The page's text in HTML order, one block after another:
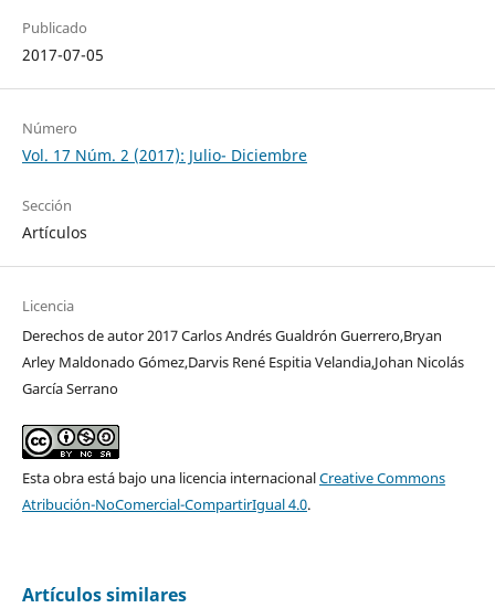
Publicado
2017-07-05
Número
Vol. 17 Núm. 2 (2017): Julio- Diciembre
Sección
Artículos
Licencia
Derechos de autor 2017 Carlos Andrés Gualdrón Guerrero,Bryan
Arley Maldonado Gómez,Darvis René Espitia Velandia,Johan Nicolás
García Serrano
Esta obra está bajo una licencia internacionalCreative Commons
Atribución-NoComercial-CompartirIgual 4.0.
Artículos similares